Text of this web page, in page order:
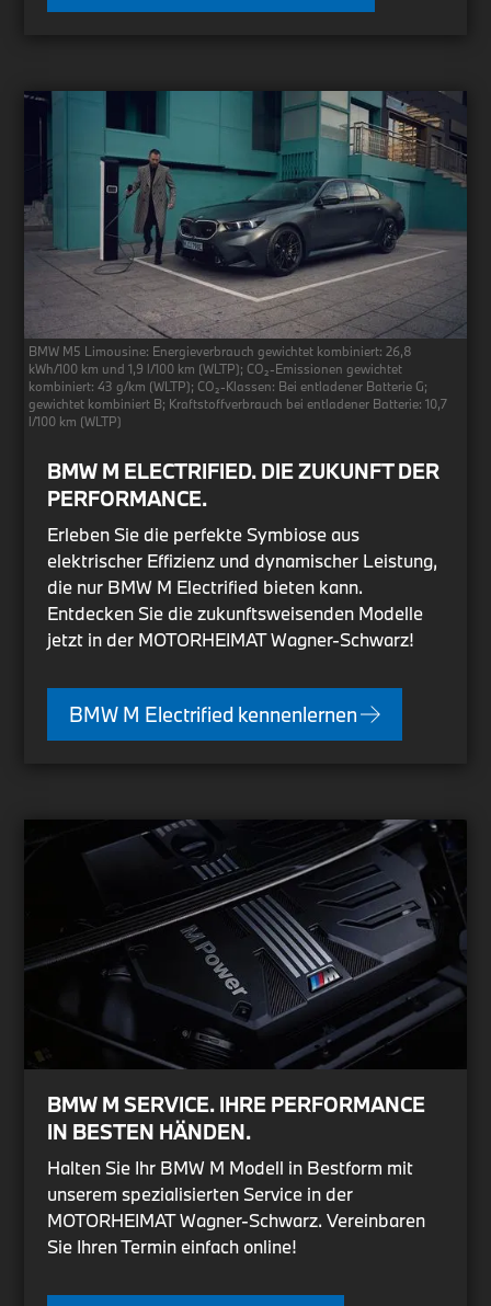
BMW M5 Limousine: Energieverbrauch gewichtet kombiniert: 26,8
kWh/100 km und 1,9 l/100 km (WLTP); CO₂-Emissionen gewichtet
kombiniert: 43 g/km (WLTP); CO₂-Klassen: Bei entladener Batterie G;
gewichtet kombiniert B; Kraftstoffverbrauch bei entladener Batterie: 10,7
l/100 km (WLTP)
BMW M ELECTRIFIED. DIE ZUKUNFT DER
PERFORMANCE.
Erleben Sie die perfekte Symbiose aus
elektrischer Effizienz und dynamischer Leistung,
die nur BMW M Electrified bieten kann.
Entdecken Sie die zukunftsweisenden Modelle
jetzt in der MOTORHEIMAT Wagner-Schwarz!
BMW M Electrified kennenlernen
BMW M SERVICE. IHRE PERFORMANCE
IN BESTEN HÄNDEN.
Halten Sie Ihr BMW M Modell in Bestform mit
unserem spezialisierten Service in der
MOTORHEIMAT Wagner-Schwarz. Vereinbaren
Sie Ihren Termin einfach online!